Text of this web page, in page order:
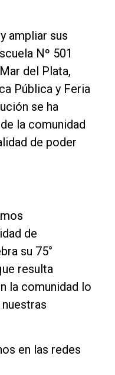
ampliar sus
Nº 501
del Plata,
Pública y Feria
se ha
la comunidad
de poder
de
su 75°
resulta
la comunidad lo
en las redes